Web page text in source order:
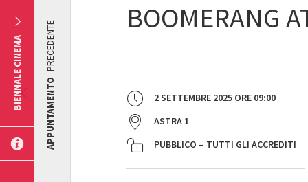
BOOMERANG
2 SETTEMBRE 2025 ORE 09:00
ASTRA 1
PUBBLICO – TUTTI GLI ACCREDITI
APPUNTAMENTO
PRECEDENTE
BIENNALE CINEMA